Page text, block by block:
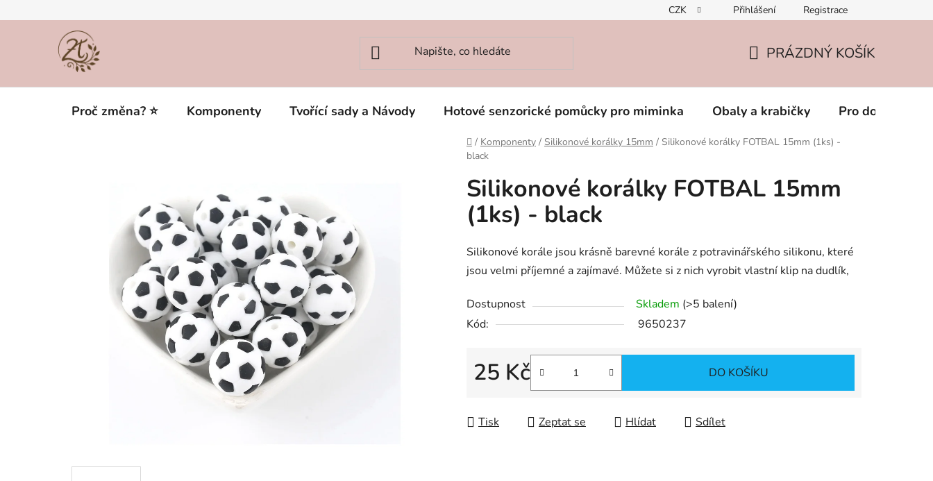
na
CZK Přihlášení Registrace
KOŠÍK
PRÁZDNÝ KOŠÍK
Proč změna? ⭐ Komponenty Tvořící sady a Návody Hotové senzorické pomůcky pro miminka Obaly a krabičky Pro dospěláky
Domů
/ Komponenty / Silikonové korálky 15mm / Silikonové korálky FOTBAL 15mm (1ks) -
black
Silikonové korálky FOTBAL 15mm
(1ks) - black
Silikonové korále jsou krásně barevné korále z potravinářského silikonu, které
jsou velmi příjemné a zajímavé. Můžete si z nich vyrobit vlastní klip na dudlík,
Dostupnost Skladem (>5 balení)
Kód:
9650237
25 Kč
Měrná cena:
DO KOŠÍKU
Tisk Zeptat se Hlídat Sdílet